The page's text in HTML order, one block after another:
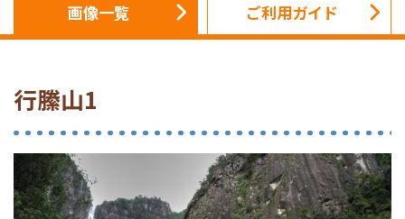
画像一覧 ご利用ガイド
行縢山1